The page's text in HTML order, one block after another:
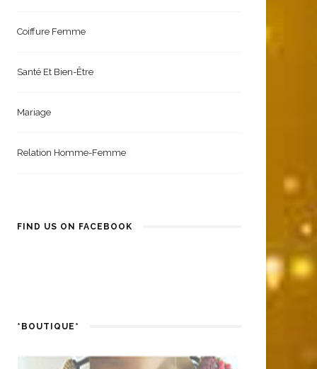
Coiffure Femme
Santé Et Bien-Être
Mariage
Relation Homme-Femme
FIND US ON FACEBOOK
*BOUTIQUE*